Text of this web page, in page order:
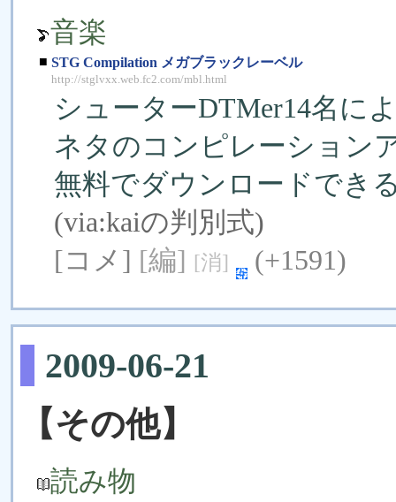
音楽
■ STG Compilation メガブラックレーベル
http://stglvxx.web.fc2.com/mbl.html
シューターDTMer14名に
ネタのコンピレーション
無料でダウンロードでき
(via:kaiの判別式)
[コメ] [編] [消] (+1591)
2009-06-21
【その他】
読み物